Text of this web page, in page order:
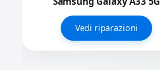
Vedi riparazioni